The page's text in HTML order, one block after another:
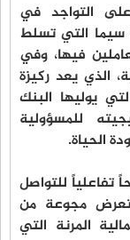
التواجد في
سيما التي تسلط
فيها، وفي
الذي يعد ركيزة
يوليها البنك
للمسؤولية
الحياة.
تفاعلياً للتواصل
مجوعة من
المرنة التي